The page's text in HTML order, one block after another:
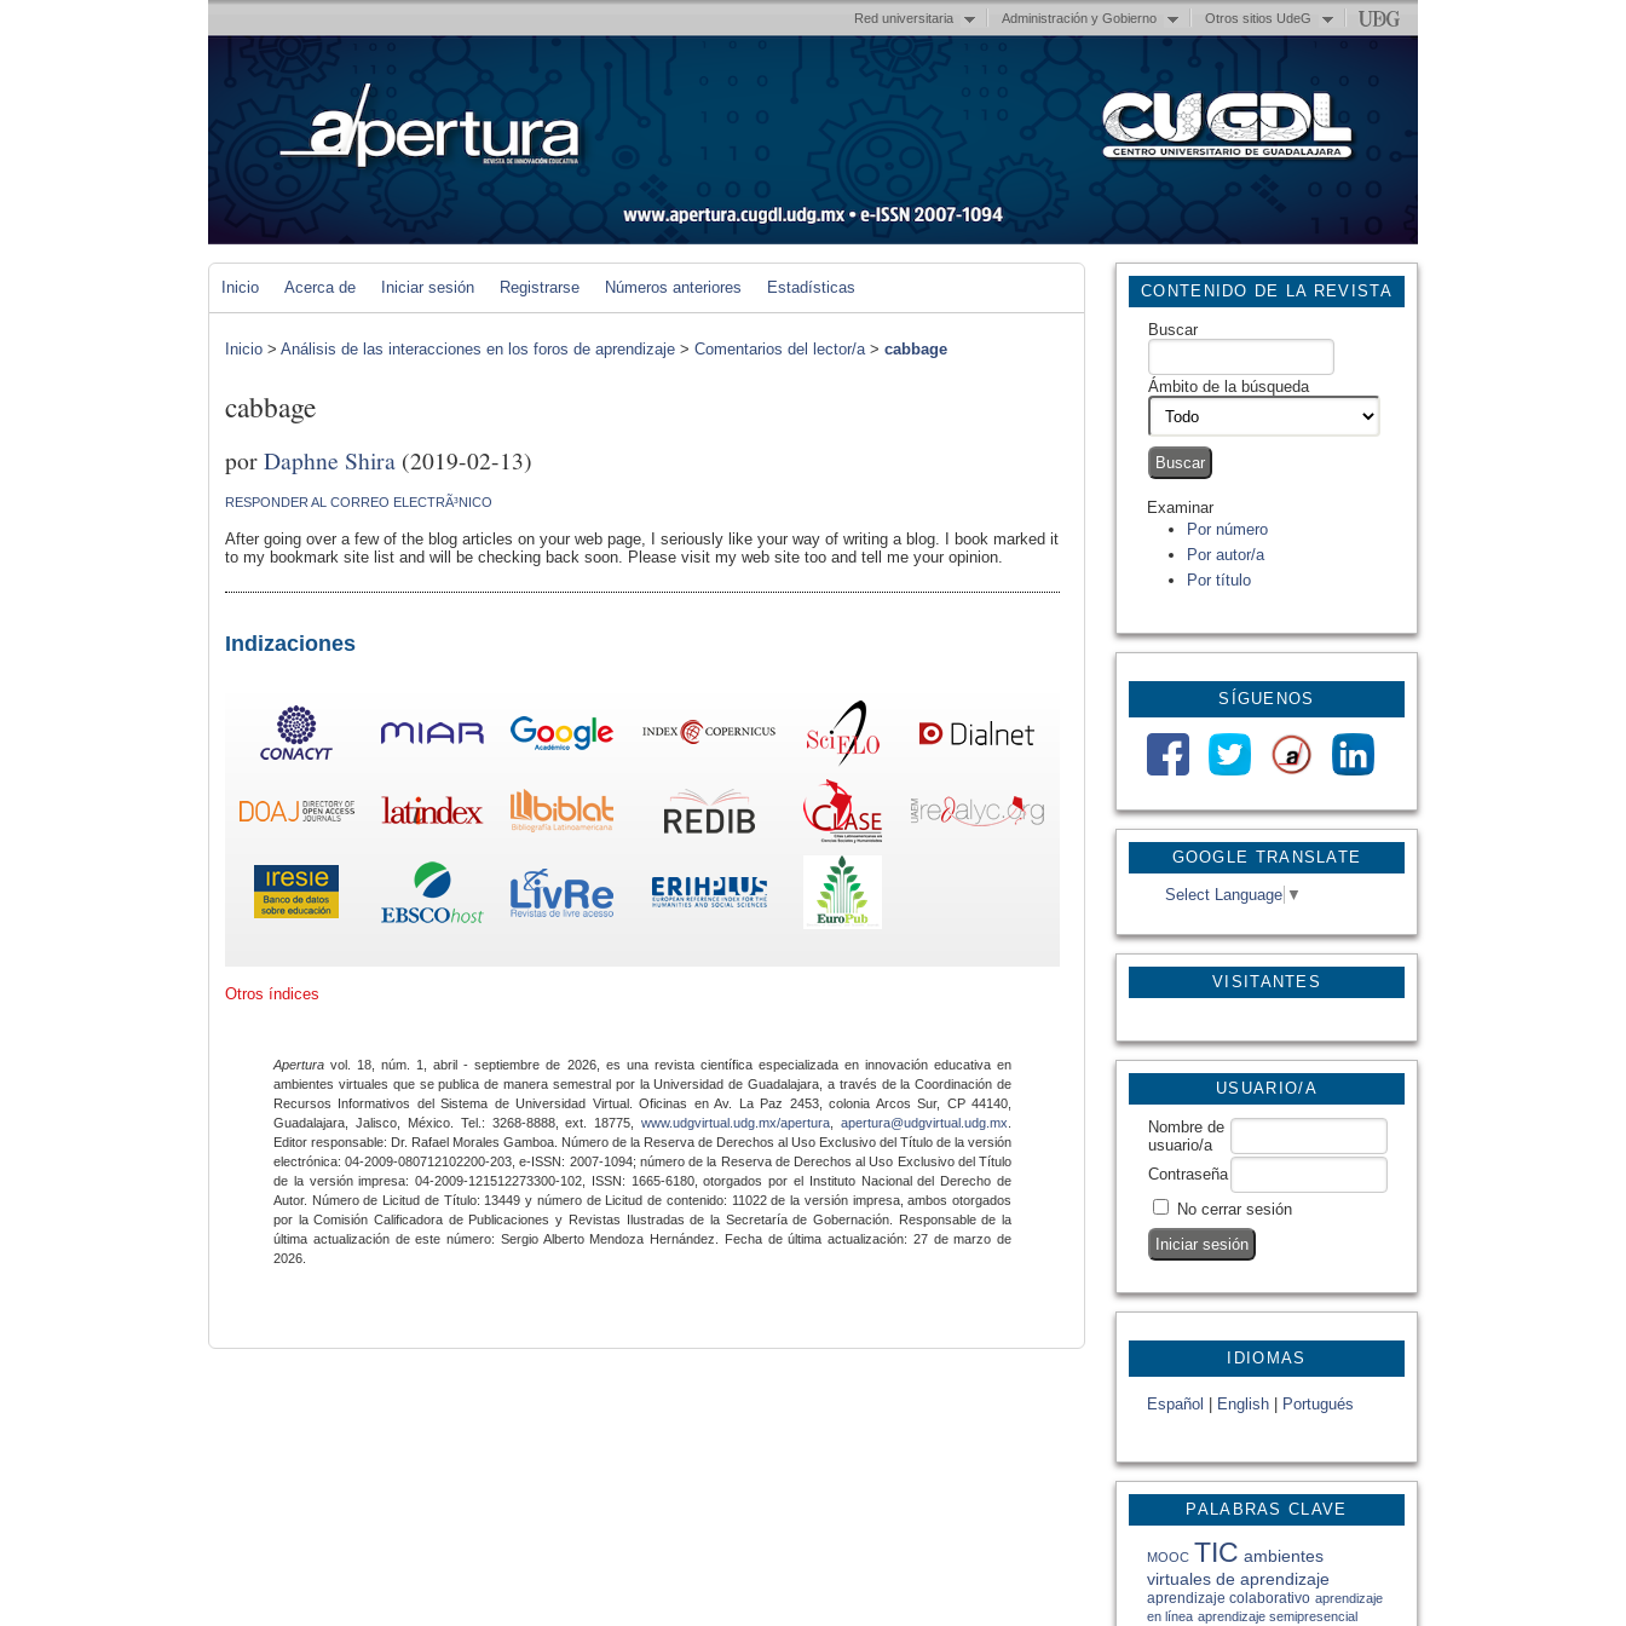
Red universitaria Administración y Gobierno Otros sitios UdeG
GOOGLE TRANSLATE
Select Language ▼
VISITANTES
CONTENIDO DE LA REVISTA
Buscar
Ámbito de la búsqueda
Examinar
Por número
Por autor/a
Por título
SÍGUENOS
USUARIO/A
Nombre de
usuario/a
Contraseña
No cerrar sesión
IDIOMAS
Español English Portugués
PALABRAS CLAVE
MOOC TIC ambientes
virtuales de aprendizaje
aprendizaje colaborativo aprendizaje
en línea aprendizaje semipresencial
Inicio Acerca de Iniciar sesión Registrarse Números anteriores Estadísticas
Inicio > Análisis de las interacciones en los foros de aprendizaje > Comentarios del lector/a> cabbage
cabbage
porDaphne Shira (2019-02-13)
RESPONDER AL CORREO ELECTRÃ³NICO
After going over a few of the blog articles on your web page, I seriously like your way of writing a blog. I book marked it
to my bookmark site list and will be checking back soon. Please visit my web site too and tell me your opinion.
Indizaciones
Otros índices
Apertura vol. 18, núm. 1, abril - septiembre de 2026, es una revista científica especializada en innovación educativa en
ambientes virtuales que se publica de manera semestral por la Universidad de Guadalajara, a través de la Coordinación de
Recursos Informativos del Sistema de Universidad Virtual. Oficinas en Av. La Paz 2453, colonia Arcos Sur, CP 44140,
Guadalajara, Jalisco, México. Tel.: 3268-8888, ext. 18775,www.udgvirtual.udg.mx/apertura apertura@udgvirtual.udg.mx
Editor responsable: Dr. Rafael Morales Gamboa. Número de la Reserva de Derechos al Uso Exclusivo del Título de la versión
electrónica: 04-2009-080712102200-203, e-ISSN: 2007-1094; número de la Reserva de Derechos al Uso Exclusivo del Título
de la versión impresa: 04-2009-121512273300-102, ISSN: 1665-6180, otorgados por el Instituto Nacional del Derecho de
Autor. Número de Licitud de Título: 13449 y número de Licitud de contenido: 11022 de la versión impresa, ambos otorgados
por la Comisión Calificadora de Publicaciones y Revistas Ilustradas de la Secretaría de Gobernación. Responsable de la
última actualización de este número: Sergio Alberto Mendoza Hernández. Fecha de última actualización: 27 de marzo de
2026.